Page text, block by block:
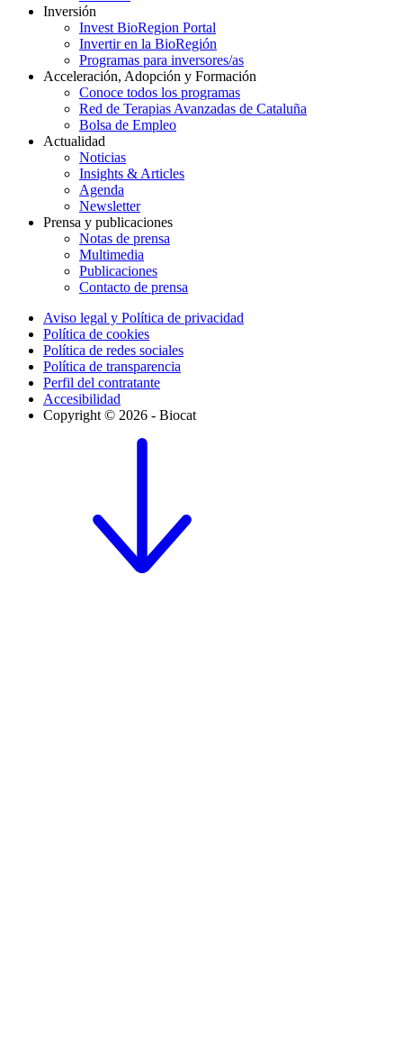
Inversión
Invest BioRegion Portal
Invertir en la BioRegión
Programas para inversores/as
Acceleración, Adopción y Formación
Conoce todos los programas
Red de Terapias Avanzadas de Cataluña
Bolsa de Empleo
Actualidad
Noticias
Insights & Articles
Agenda
Newsletter
Prensa y publicaciones
Notas de prensa
Multimedia
Publicaciones
Contacto de prensa
Aviso legal y Política de privacidad
Política de cookies
Política de redes sociales
Política de transparencia
Perfil del contratante
Accesibilidad
Copyright © 2026 - Biocat